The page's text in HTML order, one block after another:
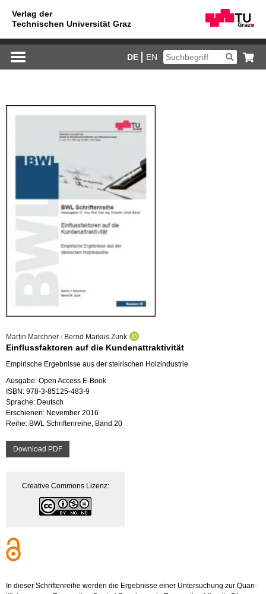
DE EN
Mar­tin March­ner / Bernd Mar­kus Zunk
Ein­fluss­fak­to­ren auf die Kun­den­at­trak­ti­vi­tät
Em­pi­ri­sche Er­geb­nis­se aus der stei­ri­schen Holz­in­dus­trie
Aus­ga­be: Open Ac­cess E-Book
ISBN: 978-3-85125-483-9
Spra­che: Deutsch
Er­schie­nen: No­vem­ber 2016
Reihe: BWL Schrif­ten­rei­he, Band 20
Down­load PDF
Crea­ti­ve Com­mons Li­zenz:
In die­ser Schrif­ten­rei­he wer­den die Er­geb­nis­se einer Un­ter­su­chung zur Quan­